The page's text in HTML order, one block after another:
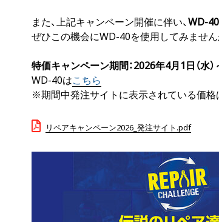
また、上記キャンペーン開催に伴い、WD-
ぜひこの機会にWD-40を使用してみませ
特価キャンペーン期間：2026年4月1日（水）
WD-40はこちら
※期間中発注サイトに表示されている価格
リペアキャンペーン2026_発注サイト.pdf